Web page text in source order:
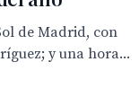
de Madrid, con
y una hora...